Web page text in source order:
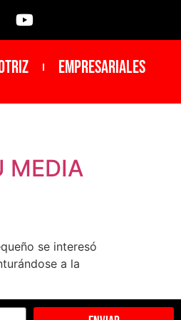
Empresariales
MEDIA
se interesó
a la